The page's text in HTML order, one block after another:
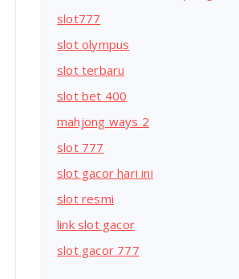
slot777
slot olympus
slot terbaru
slot bet 400
mahjong ways 2
slot 777
slot gacor hari ini
slot resmi
link slot gacor
slot gacor 777